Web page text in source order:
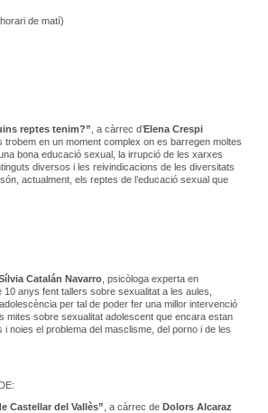
de matí)
reptes tenim?” , a càrrec d’Elena Crespi
trobem en un moment complex on es barregen moltes
bona educació sexual, la irrupció de les xarxes
diversos i les reivindicacions de les diversitats
actualment, els reptes de l’educació sexual que
Catalán Navarro , psicòloga experta en
anys fent tallers sobre sexualitat a les aules,
per tal de poder fer una millor intervenció
mites sobre sexualitat adolescent que encara estan
noies el problema del masclisme, del porno i de les
Castellar del Vallès” , a càrrec de Dolors Alcaraz